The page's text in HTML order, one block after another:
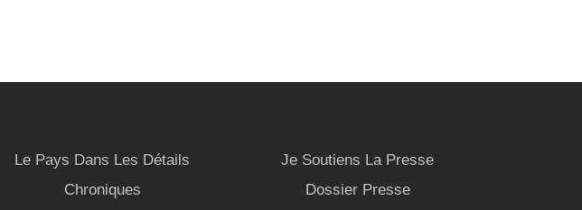
Le Pays Dans Les Détails
Chroniques
Je Soutiens La Presse
Dossier Presse